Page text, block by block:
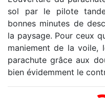
sol par le pilote
bonnes minutes de
la paysage. Pour ceux
maniement de la voile,
parachute grâce aux
bien évidemment le